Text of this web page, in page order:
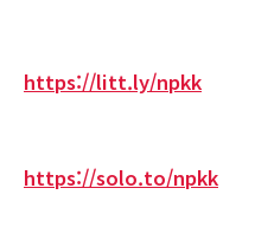
https://litt.ly/npkk
https://solo.to/npkk